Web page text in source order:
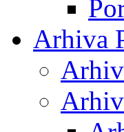
Arhiva